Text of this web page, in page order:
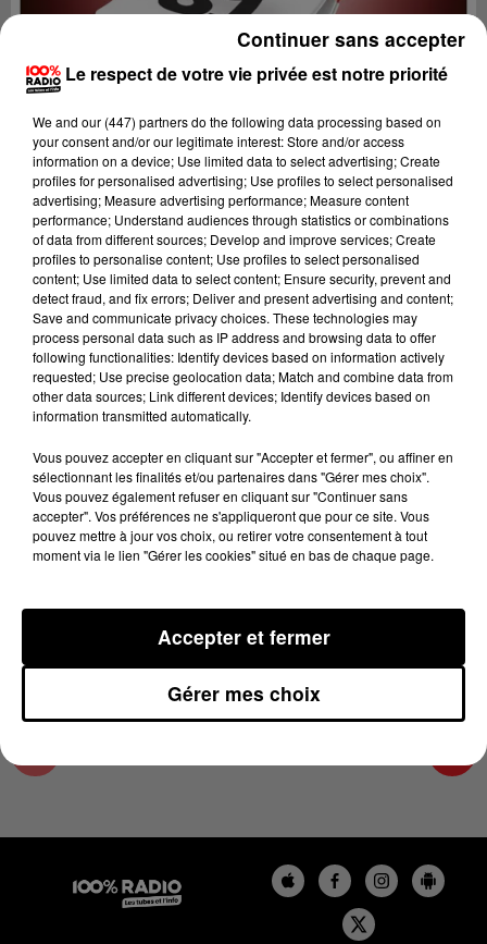
Lecture (1 min 9 sec)
100%
100% Radio l'agenda de Toulouse
14 juillet 2023 - 1 min 9 sec
L'AGENDA DE TOULOUSE DU 14/07/2023 À
10H35
L'agenda de Toulouse
Le respect de votre vie privée est notre priorité
We and our (447) partnersdo the following data processing based on
your consent and/or our legitimate interest: Store and/or access
information on a device; Use limited data to select advertising; Create
profiles for personalised advertising; Use profiles to select personalised
advertising; Measure advertising performance; Measure content
performance; Understand audiences through statistics or combinations
of data from different sources; Develop and improve services; Create
profiles to personalise content; Use profiles to select personalised
content; Use limited data to select content; Ensure security, prevent and
detect fraud, and fix errors; Deliver and present advertising and content;
Save and communicate privacy choices. These technologies may
process personal data such as IP address and browsing data to offer
following functionalities: Identify devices based on information actively
requested; Use precise geolocation data; Match and combine data from
other data sources; Link different devices; Identify devices based on
information transmitted automatically.
Vous pouvez accepter en cliquant sur "Accepter et fermer", ou affiner en
sélectionnant les finalités et/ou partenaires dans "Gérer mes choix".
Vous pouvez également refuser en cliquant sur "Continuer sans
accepter". Vos préférences ne s'appliqueront que pour ce site. Vous
pouvez mettre à jour vos choix, ou retirer votre consentement à tout
moment via le lien "Gérer les cookies" situé en bas de chaque page.
Gérer mes choix
Accepter et fermer
Continuer sans accepter